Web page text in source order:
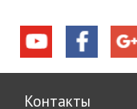
Контакты